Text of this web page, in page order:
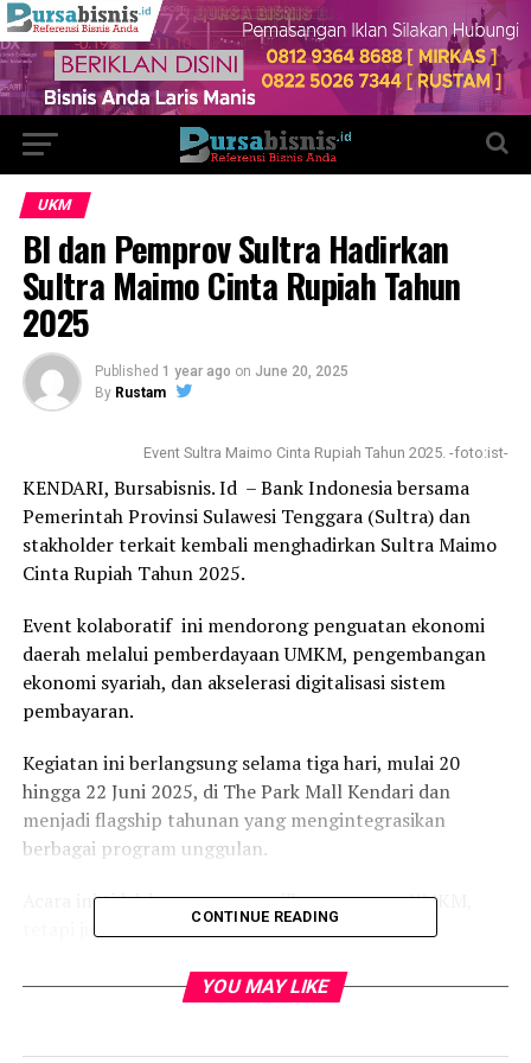
UKM
BI dan Pemprov Sultra Hadirkan
Sultra Maimo Cinta Rupiah Tahun
2025
Published 1 year ago on June 20, 2025
By Rustam
Event Sultra Maimo Cinta Rupiah Tahun 2025. -foto:ist-
KENDARI, Bursabisnis. Id – Bank Indonesia bersama
Pemerintah Provinsi Sulawesi Tenggara (Sultra) dan
stakholder terkait kembali menghadirkan Sultra Maimo
Cinta Rupiah Tahun 2025.
Event kolaboratif ini mendorong penguatan ekonomi
daerah melalui pemberdayaan UMKM, pengembangan
ekonomi syariah, dan akselerasi digitalisasi sistem
pembayaran.
Kegiatan ini berlangsung selama tiga hari, mulai 20
hingga 22 Juni 2025, di The Park Mall Kendari dan
menjadi flagship tahunan yang mengintegrasikan
berbagai program unggulan.
Acara ini tidak hanya menampilkan pameran UMKM,
tetapi juga diisi oleh talkshow edukatif, business
show yang melibatkan pemerintah daerah, pelaku usaha
CONTINUE READING
YOU MAY LIKE